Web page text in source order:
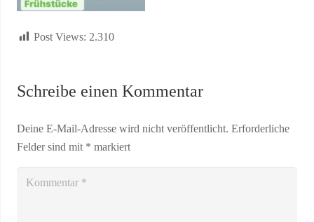
Post Views: 2.310
Schreibe einen Kommentar
Deine E-Mail-Adresse wird nicht veröffentlicht. Erforderliche
Felder sind mit * markiert